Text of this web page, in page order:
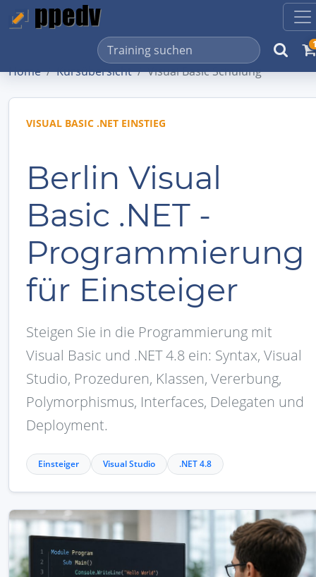
Home Kursübersicht Visual Basic Schulung
VISUAL BASIC .NET EINSTIEG
Berlin Visual
Basic .NET -
Programmierung
für Einsteiger
Steigen Sie in die Programmierung mit
Visual Basic und .NET 4.8 ein: Syntax, Visual
Studio, Prozeduren, Klassen, Vererbung,
Polymorphismus, Interfaces, Delegaten und
Deployment.
Einsteiger Visual Studio .NET 4.8